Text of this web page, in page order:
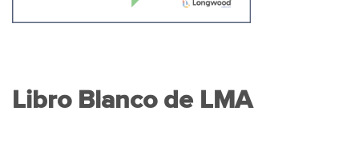
Libro Blanco de LMA